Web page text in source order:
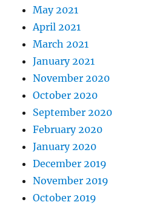
May 2021
April 2021
March 2021
January 2021
November 2020
October 2020
September 2020
February 2020
January 2020
December 2019
November 2019
October 2019